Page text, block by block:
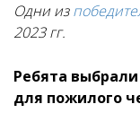
Одни из
2023 гг.
Ребята
для пожилого